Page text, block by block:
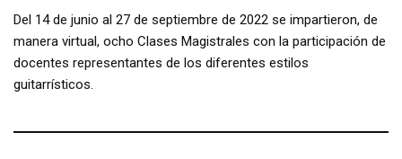
Del 14 de junio al 27 de septiembre de 2022 se impartieron, de
manera virtual, ocho Clases Magistrales con la participación de
docentes representantes de los diferentes estilos
guitarrísticos.